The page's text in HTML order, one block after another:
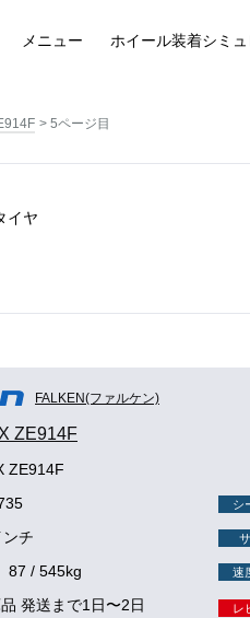
メニュー ホイール装着シミ
5ページ目
イヤ
FALKEN(ファルケン)
ZE914F
ZE914F
シ
チ
87 / 545kg 速
発送まで1日〜2日 レ